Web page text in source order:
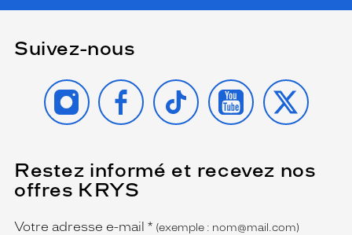
Suivez-nous
INSTAGRAMFACEBOOK
TIKTOK YOUTUBE
X
Restez informé et recevez nos
offres KRYS
Name
Votre adresse e-mail *
(Ce
champ
est
obligatoire)
(exemple : nom@mail.com)